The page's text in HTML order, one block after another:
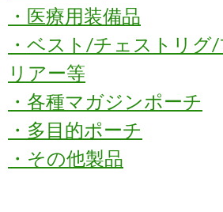
・医療用装備品
・ベスト/チェストリグ
リアー等
・各種マガジンポーチ
・多目的ポーチ
・その他製品